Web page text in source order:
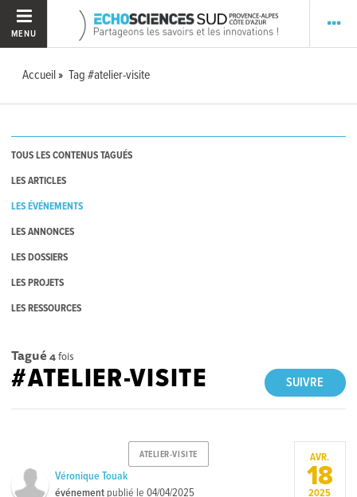
MENU
Accueil Tag #atelier-visite
TOUS LES CONTENUS TAGUÉS
LES ARTICLES
LES ÉVÉNEMENTS
LES ANNONCES
LES DOSSIERS
LES PROJETS
LES RESSOURCES
Tagué 4fois
SUIVRE
#ATELIER-VISITE
ATELIER-VISITE
Véronique Touak
événement publié le04/04/2025
AVR.
18
2025